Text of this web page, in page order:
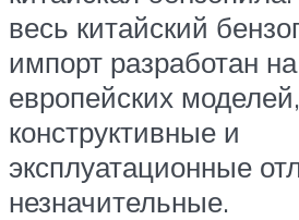
весь китайский
импорт разработан
европейских
конструктивные и
эксплуатационные
незначительные.